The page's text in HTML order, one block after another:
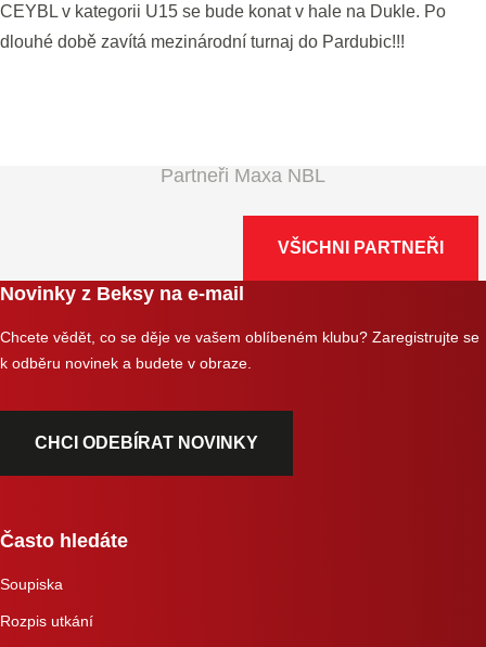
CEYBL v kategorii U15 se bude konat v hale na Dukle. Po
dlouhé době zavítá mezinárodní turnaj do Pardubic!!!
Partneři Maxa NBL
VŠICHNI PARTNEŘI
Novinky z Beksy na e-mail
Chcete vědět, co se děje ve vašem oblíbeném klubu? Zaregistrujte se
k odběru novinek a budete v obraze.
CHCI ODEBÍRAT NOVINKY
Často hledáte
Soupiska
Rozpis utkání